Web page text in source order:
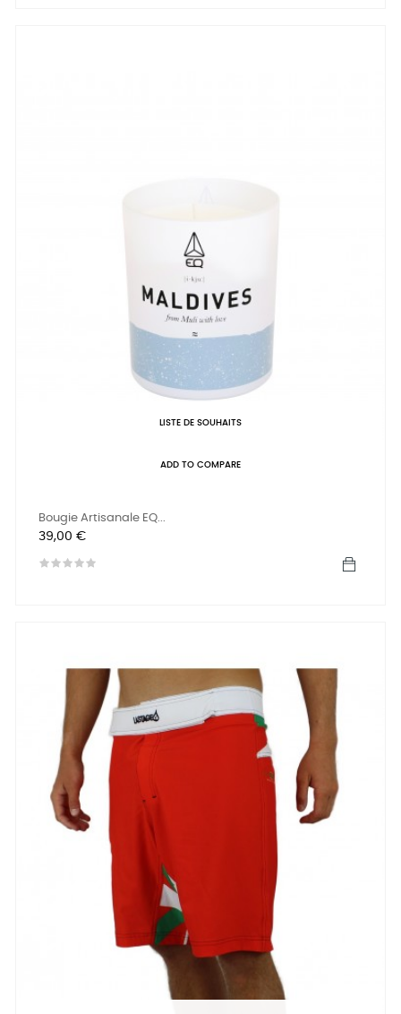
LISTE DE SOUHAITS
ADD TO COMPARE
Bougie Artisanale EQ...
Prix
39,00 €